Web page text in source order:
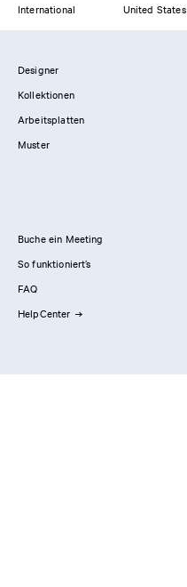
International United States
Designer
Kollektionen
Arbeitsplatten
Muster
Buche ein Meeting
So funktioniert’s
FAQ
HelpCenter